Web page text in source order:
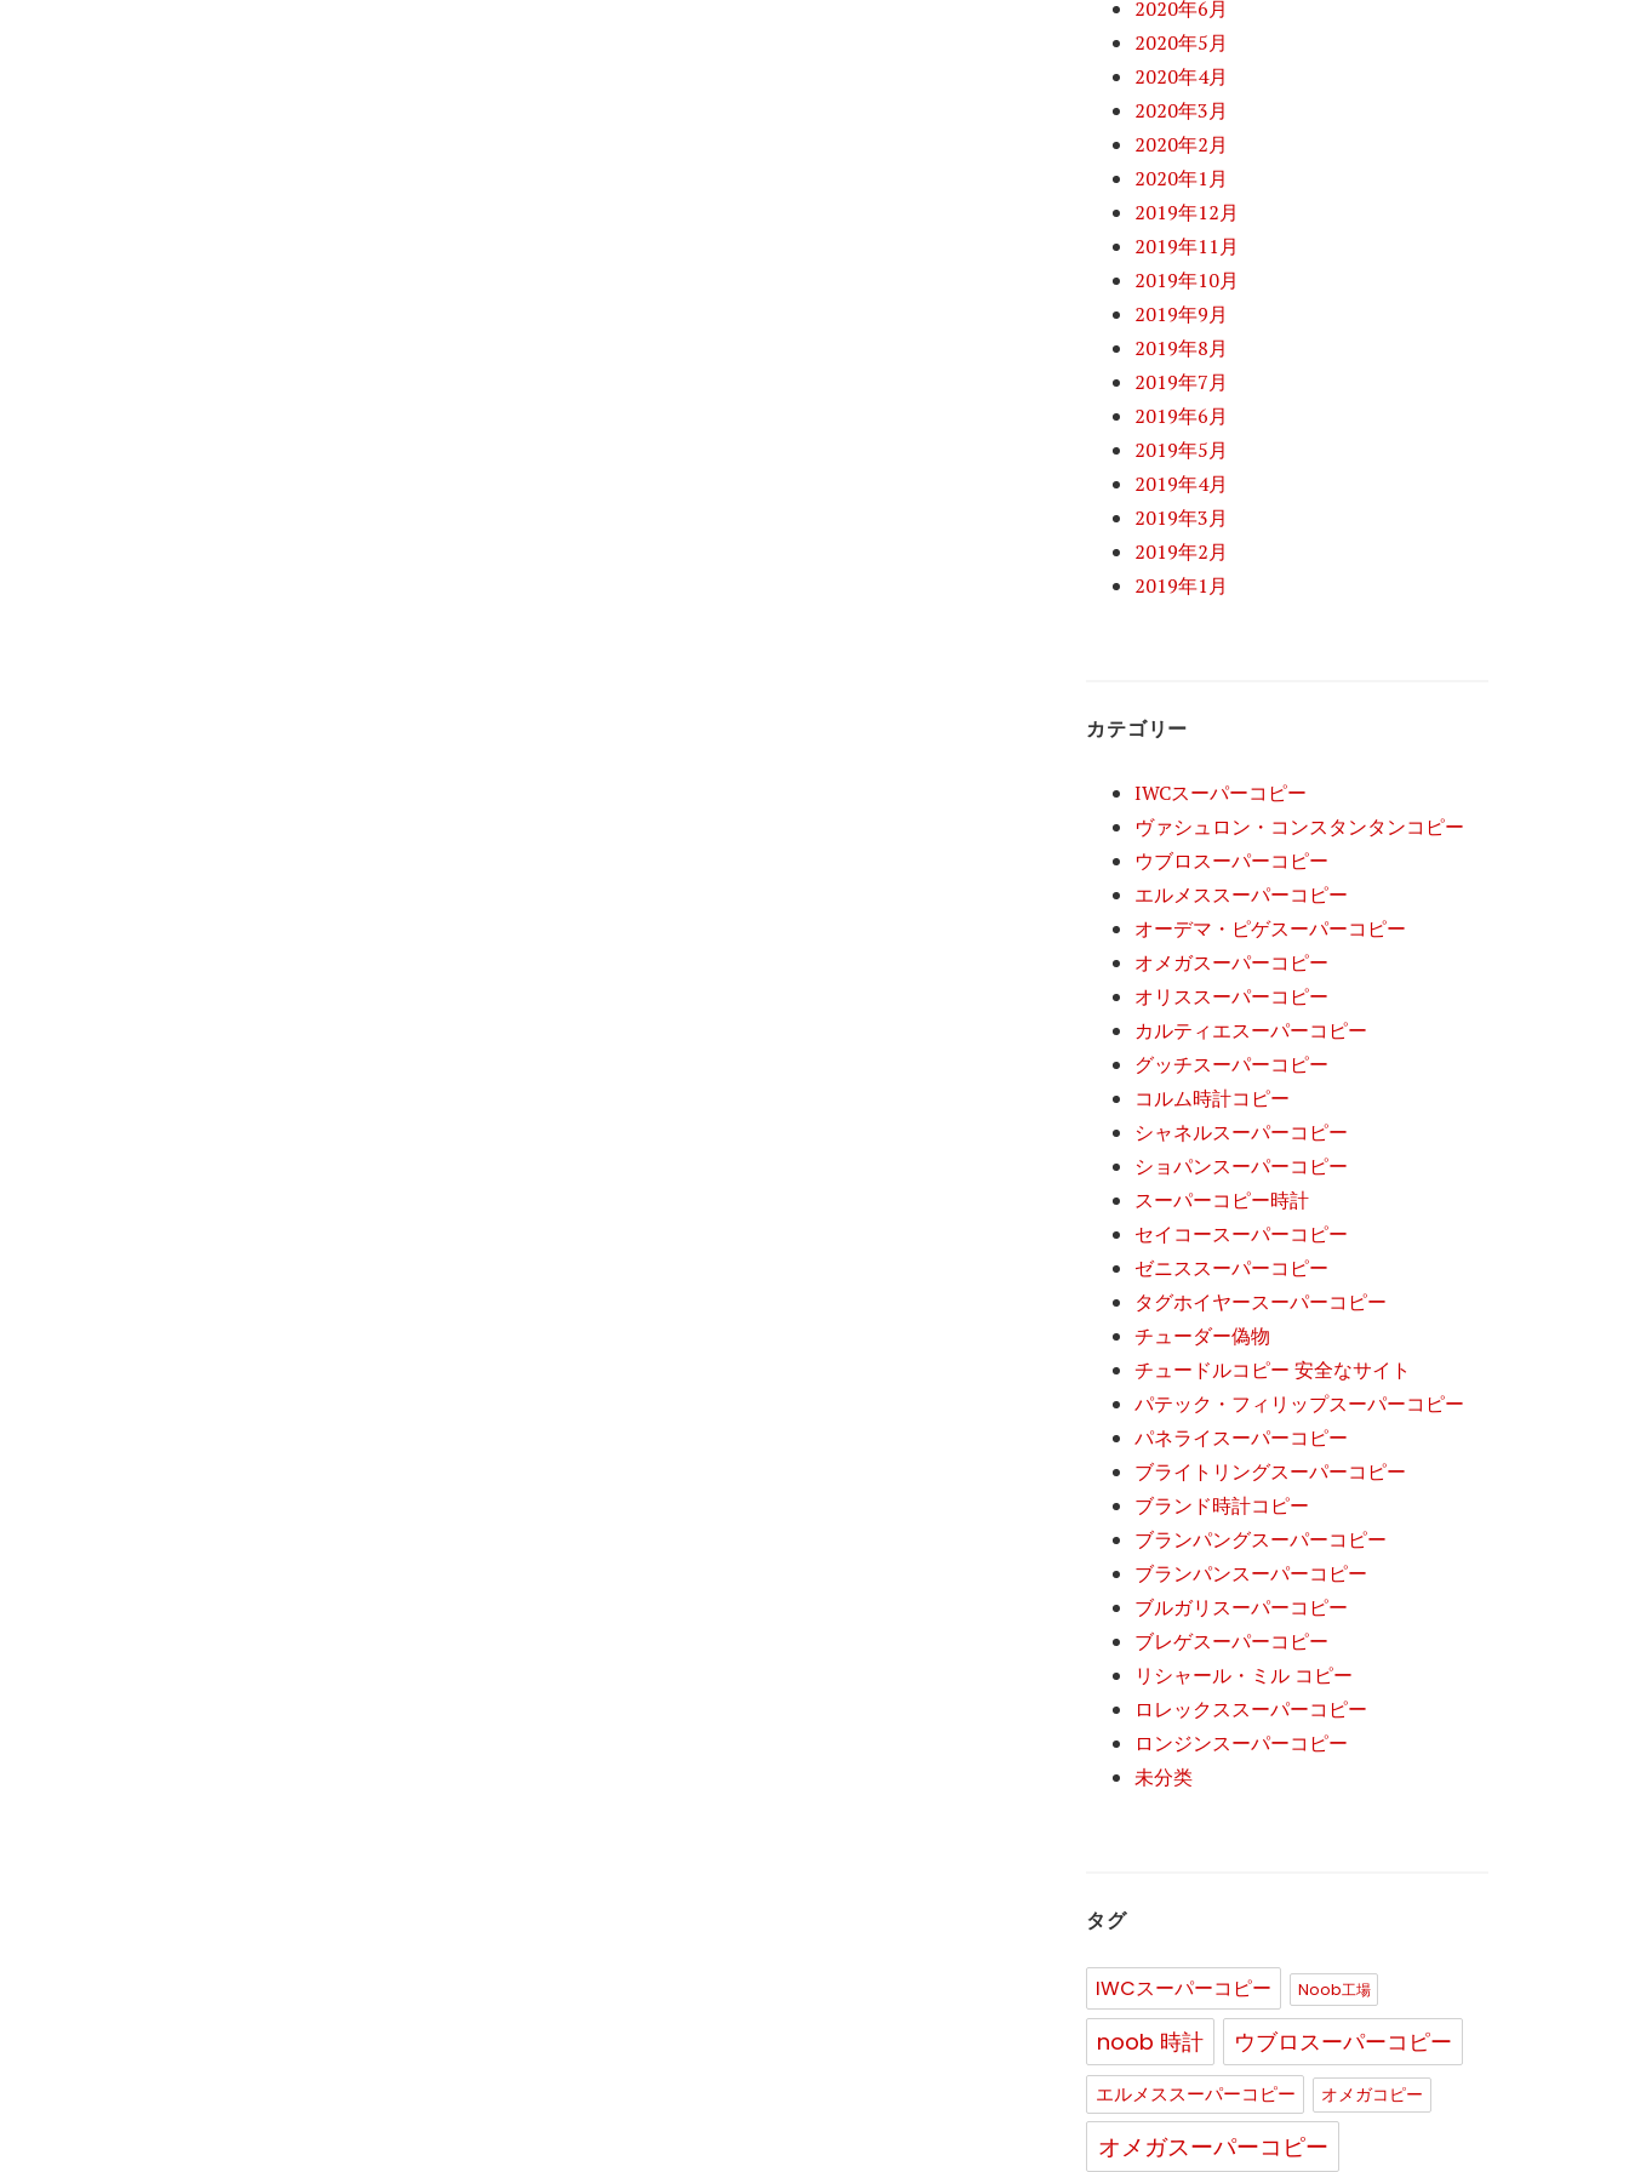
2020年6月
2020年5月
2020年4月
2020年3月
2020年2月
2020年1月
2019年12月
2019年11月
2019年10月
2019年9月
2019年8月
2019年7月
2019年6月
2019年5月
2019年4月
2019年3月
2019年2月
2019年1月
カテゴリー
IWCスーパーコピー
ヴァシュロン・コンスタンタンコピー
ウブロスーパーコピー
エルメススーパーコピー
オーデマ・ピゲスーパーコピー
オメガスーパーコピー
オリススーパーコピー
カルティエスーパーコピー
グッチスーパーコピー
コルム時計コピー
シャネルスーパーコピー
ショパンスーパーコピー
スーパーコピー時計
セイコースーパーコピー
ゼニススーパーコピー
タグホイヤースーパーコピー
チューダー偽物
チュードルコピー 安全なサイト
パテック・フィリップスーパーコピー
パネライスーパーコピー
ブライトリングスーパーコピー
ブランド時計コピー
ブランパングスーパーコピー
ブランパンスーパーコピー
ブルガリスーパーコピー
ブレゲスーパーコピー
リシャール・ミル コピー
ロレックススーパーコピー
ロンジンスーパーコピー
未分类
タグ
IWCスーパーコピー Noob工場
noob 時計 ウブロスーパーコピー
エルメススーパーコピー オメガコピー
オメガスーパーコピー